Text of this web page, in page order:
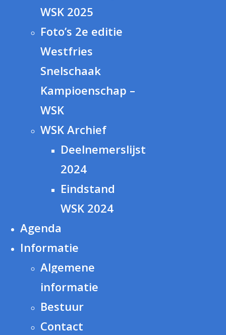
WSK 2025
Foto’s 2e editie
Westfries
Snelschaak
Kampioenschap –
WSK
WSK Archief
Deelnemerslijst
2024
Eindstand
WSK 2024
Agenda
Informatie
Algemene
informatie
Bestuur
Contact